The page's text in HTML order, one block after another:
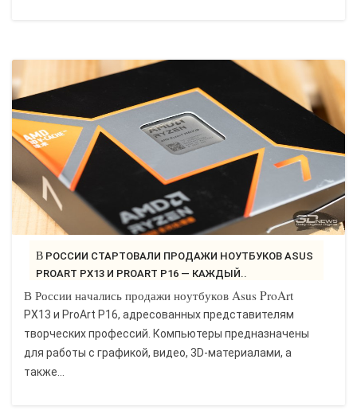
В РОССИИ СТАРТОВАЛИ ПРОДАЖИ НОУТБУКОВ ASUS
PROART PX13 И PROART P16 — КАЖДЫЙ..
В России начались продажи ноутбуков Asus ProArt
PX13 и ProArt P16, адресованных представителям
творческих профессий. Компьютеры предназначены
для работы с графикой, видео, 3D-материалами, а
также...